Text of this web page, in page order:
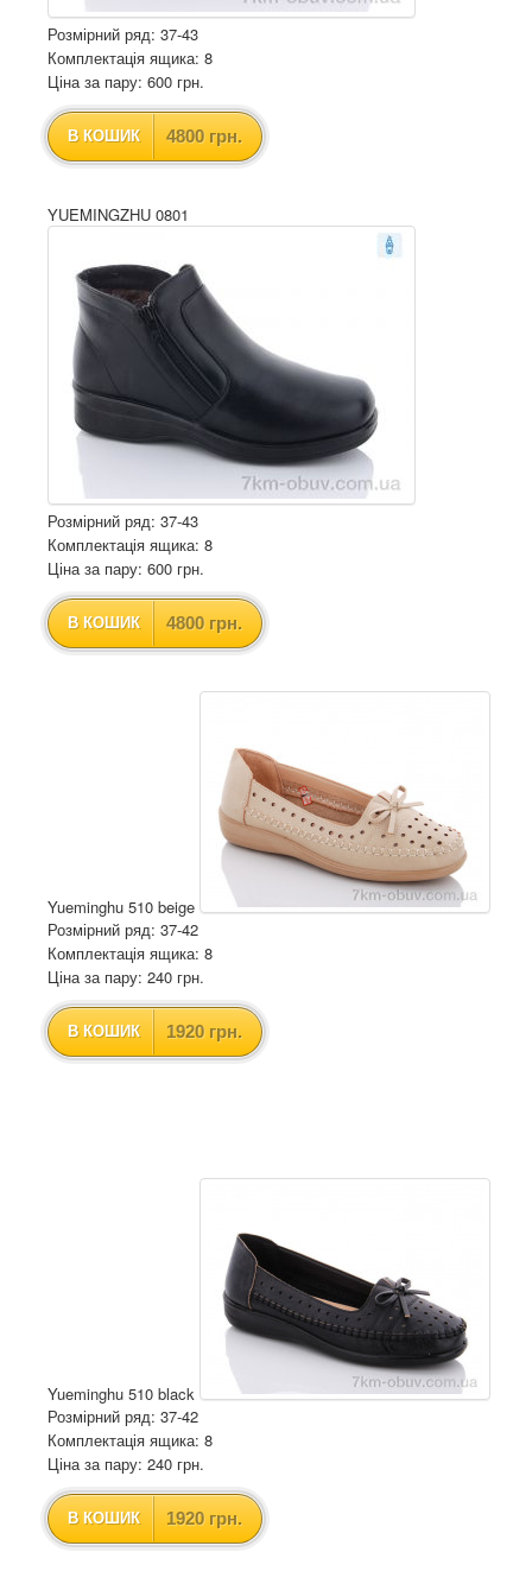
Розмірний ряд: 37-43
Комплектація ящика: 8
Ціна за пару: 600 грн.
В КОШИК 4800 грн.
YUEMINGZHU 0801
Розмірний ряд: 37-43
Комплектація ящика: 8
Ціна за пару: 600 грн.
В КОШИК 4800 грн.
Yueminghu 510 beige
Розмірний ряд: 37-42
Комплектація ящика: 8
Ціна за пару: 240 грн.
В КОШИК 1920 грн.
Yueminghu 510 black
Розмірний ряд: 37-42
Комплектація ящика: 8
Ціна за пару: 240 грн.
В КОШИК 1920 грн.